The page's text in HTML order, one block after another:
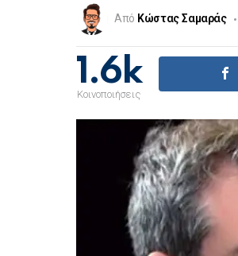
Από Κώστας Σαμαράς
1.6k
Κοινοποιήσεις